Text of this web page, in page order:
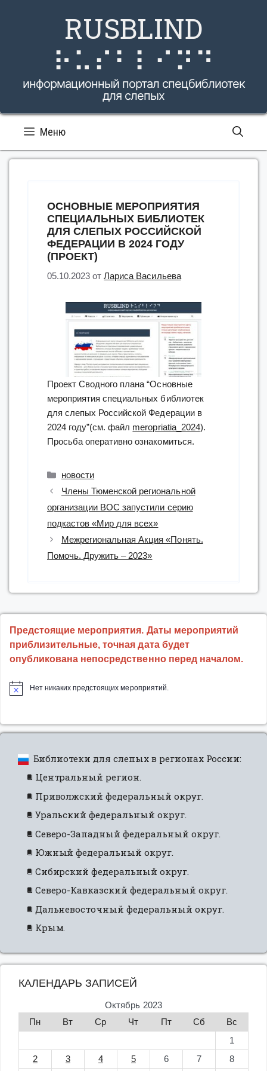
RUSBLIND
⠗⠥⠎⠃⠇⠊⠝⠙
информационный портал спецбиблиотек
для слепых
Меню
ОСНОВНЫЕ МЕРОПРИЯТИЯ
СПЕЦИАЛЬНЫХ БИБЛИОТЕК
ДЛЯ СЛЕПЫХ РОССИЙСКОЙ
ФЕДЕРАЦИИ В 2024 ГОДУ
(ПРОЕКТ)
05.10.2023 отЛариса Васильева
Проект Сводного плана “Основные
мероприятия специальных библиотек
для слепых Российской Федерации в
2024 году”(см. файл meropriatia_2024).
Просьба оперативно ознакомиться.
Рубрики
новости
Члены Тюменской региональной
организации ВОС запустили серию
подкастов «Мир для всех»
Межрегиональная Акция «Понять.
Помочь. Дружить – 2023»
Предстоящие мероприятия. Даты мероприятий
приблизительные, точная дата будет
опубликована непосредственно перед началом.
Нет никаких предстоящих мероприятий.
Библиотеки для слепых в регионах России:
Центральный регион.
Приволжский федеральный округ.
Уральский федеральный округ.
Северо-Западный федеральный округ.
Южный федеральный округ.
Сибирский федеральный округ.
Северо-Кавказский федеральный округ.
Дальневосточный федеральный округ.
Крым.
КАЛЕНДАРЬ ЗАПИСЕЙ
Октябрь 2023
Пн
Вт Ср Чт Пт Сб
Вс
1
2
3 4 5 6 7 8